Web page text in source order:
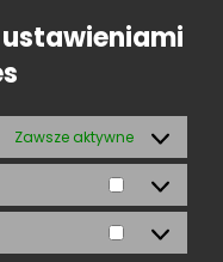
ustawieniami
Zawsze aktywne
Statystyka
Marketing